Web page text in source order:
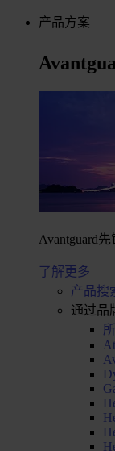
产品方案
Avantguard
了解更多
产品搜
通过品